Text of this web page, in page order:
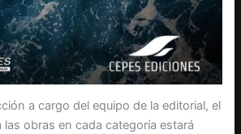
a cargo del equipo de la editorial, el
las obras en cada categoría estará